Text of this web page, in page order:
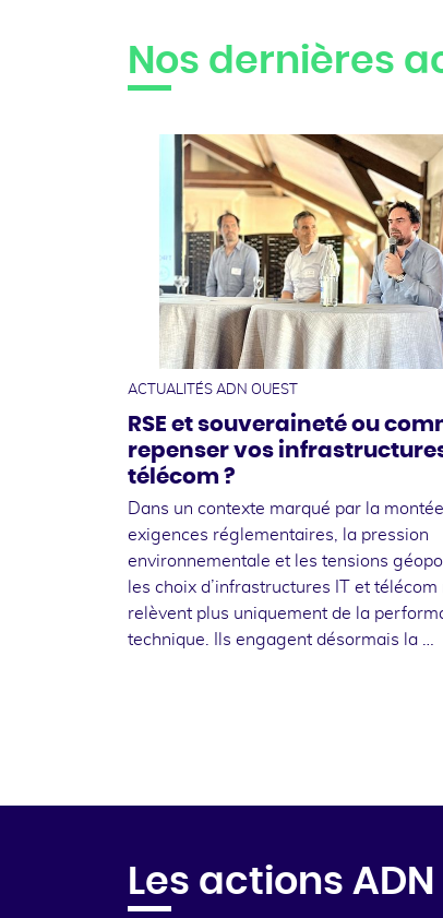
Nos dernières
ACTUALITÉS ADN OUEST
RSE et souveraineté ou
repenser vos
télécom ?
Dans un contexte marqué par la
exigences réglementaires, la pression
environnementale et les tensions
les choix d’infrastructures IT et télécom
relèvent plus uniquement de la
technique. Ils engagent désormais la …
Les actions